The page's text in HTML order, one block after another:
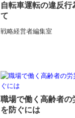
自転車運転の違反行
て
戦略経営者編集室
職場で働く高齢者の
を防ぐには